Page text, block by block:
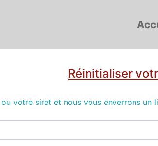
Réinitialiser
votre siret et nous vous enverrons un